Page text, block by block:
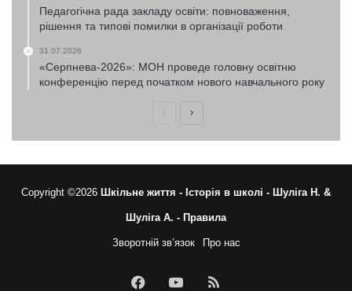
Педагогічна рада закладу освіти: повноваження,
рішення та типові помилки в організації роботи
31.07.2026
«Серпнева-2026»: МОН проведе головну освітню
конференцію перед початком нового навчального року
ПопередняНаступна
Copyright ©2026 Шкільне життя - Історія в школі - Шуліга Н. &
Шуліга А. - Правила
Зворотній зв’язок Про нас
FacebookYouTubeRSS